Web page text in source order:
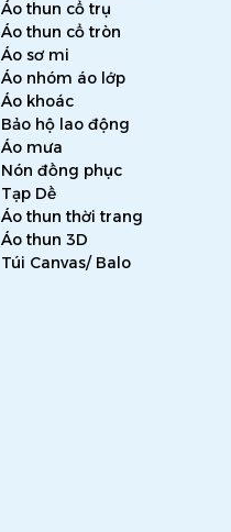
Áo thun cổ trụ
Áo thun cổ tròn
Áo sơ mi
Áo nhóm áo lớp
Áo khoác
Bảo hộ lao động
Áo mưa
Nón đồng phục
Tạp Dề
Áo thun thời trang
Áo thun 3D
Túi Canvas/ Balo